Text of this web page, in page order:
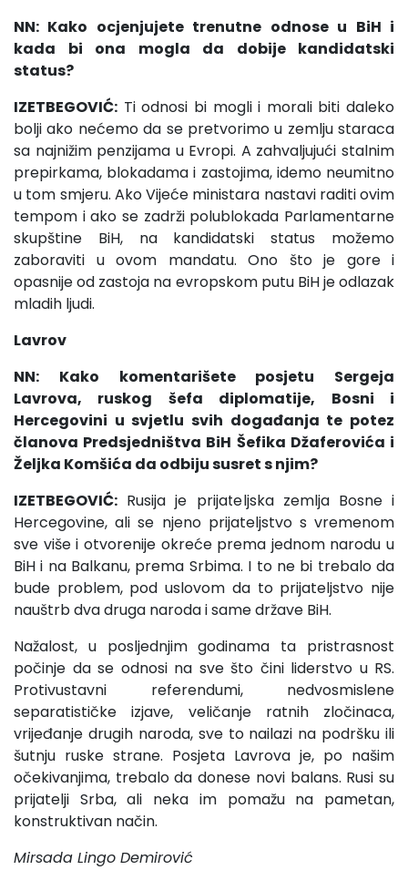
NN: Kako ocjenjujete trenutne odnose u BiH i
kada bi ona mogla da dobije kandidatski
status?
IZETBEGOVIĆ: Ti odnosi bi mogli i morali biti daleko
bolji ako nećemo da se pretvorimo u zemlju staraca
sa najnižim penzijama u Evropi. A zahvaljujući stalnim
prepirkama, blokadama i zastojima, idemo neumitno
u tom smjeru. Ako Vijeće ministara nastavi raditi ovim
tempom i ako se zadrži polublokada Parlamentarne
skupštine BiH, na kandidatski status možemo
zaboraviti u ovom mandatu. Ono što je gore i
opasnije od zastoja na evropskom putu BiH je odlazak
mladih ljudi.
Lavrov
NN: Kako komentarišete posjetu Sergeja
Lavrova, ruskog šefa diplomatije, Bosni i
Hercegovini u svjetlu svih događanja te potez
članova Predsjedništva BiH Šefika Džaferovića i
Željka Komšića da odbiju susret s njim?
IZETBEGOVIĆ: Rusija je prijateljska zemlja Bosne i
Hercegovine, ali se njeno prijateljstvo s vremenom
sve više i otvorenije okreće prema jednom narodu u
BiH i na Balkanu, prema Srbima. I to ne bi trebalo da
bude problem, pod uslovom da to prijateljstvo nije
nauštrb dva druga naroda i same države BiH.
Nažalost, u posljednjim godinama ta pristrasnost
počinje da se odnosi na sve što čini liderstvo u RS.
Protivustavni referendumi, nedvosmislene
separatističke izjave, veličanje ratnih zločinaca,
vrijeđanje drugih naroda, sve to nailazi na podršku ili
šutnju ruske strane. Posjeta Lavrova je, po našim
očekivanjima, trebalo da donese novi balans. Rusi su
prijatelji Srba, ali neka im pomažu na pametan,
konstruktivan način.
Mirsada Lingo Demirović